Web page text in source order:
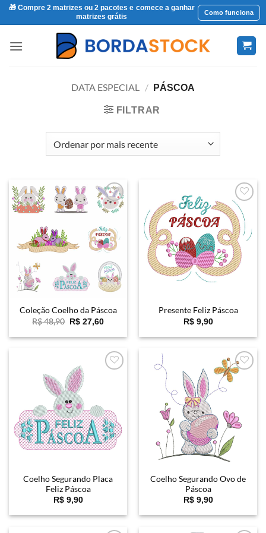
🎁 Compre 2 matrizes ou 2 pacotes e comece a ganhar
matrizes grátis
Como funciona
DATA ESPECIAL / PÁSCOA
FILTRAR
Favoritar
Coleção Coelho da Páscoa
R$48,90 O
original
R$27,60O
atual
R$ 27,60.
Favoritar
Presente Feliz Páscoa
R$9,90
Coelho Segurando Placa
Feliz Páscoa
R$9,90
Favoritar
Coelho Segurando Ovo de
Páscoa
R$9,90